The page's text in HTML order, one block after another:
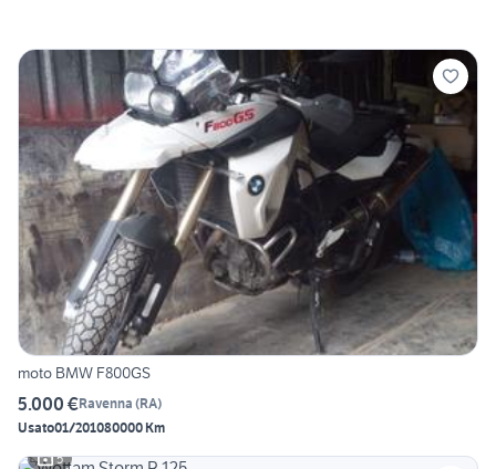
moto BMW F800GS
5.000 €Ravenna (RA)
Usato01/201080000 Km
5